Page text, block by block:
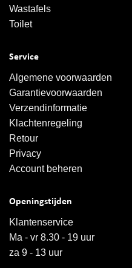
Wastafels
Toilet
Service
Algemene voorwaarden
Garantievoorwaarden
Verzendinformatie
Klachtenregeling
Retour
Privacy
Account beheren
Openingstijden
Klantenservice
Ma - vr 8.30 - 19 uur
za 9 - 13 uur